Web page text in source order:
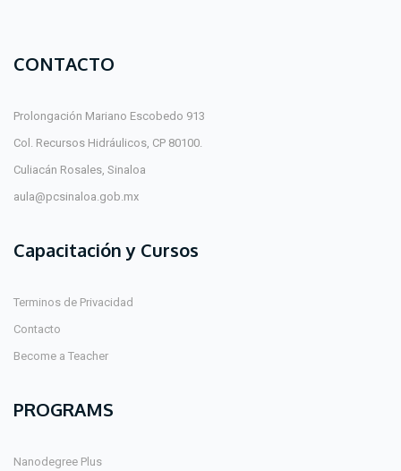
CONTACTO
Prolongación Mariano Escobedo 913
Col. Recursos Hidráulicos, CP 80100.
Culiacán Rosales, Sinaloa
aula@pcsinaloa.gob.mx
Capacitación y Cursos
Terminos de Privacidad
Contacto
Become a Teacher
PROGRAMS
Nanodegree Plus